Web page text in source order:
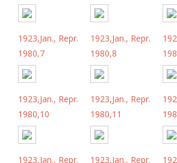
1923,Jan., Repr.
1980,7
1923,Jan., Repr.
1980,8
1923,Jan., Repr.
1980,10
1923,Jan., Repr.
1980,11
1923,Jan., Repr.
1923,Jan., Repr.